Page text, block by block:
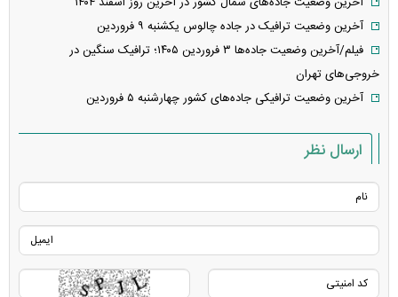
آخرین وضعیت ترافیک در جاده چالوس یکشنبه ۹ فروردین
فیلم/آخرین وضعیت جاده‌ها ۳ فروردین ۱۴۰۵؛ ترافیک سنگین در
خروجی‌های تهران
آخرین وضعیت ترافیکی جاده‌های کشور چهارشنبه ۵ فروردین
ارسال نظر